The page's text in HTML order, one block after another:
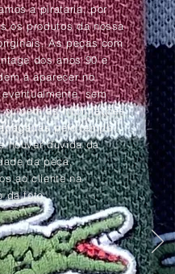
a pirataria, por
os produtos da nossa
As peças com
dos anos 90 e
à aparecer no
sem
ou com as informações
pelo tempo.
houver dúvida da
da peça,
ao cliente na
da foto.